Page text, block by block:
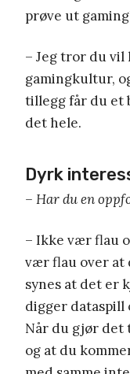
prøve ut
– Jeg tror du vil
gamingkultur,
tillegg får du et
det hele.
Dyrk
– Har du en
– Ikke vær flau
vær flau over at
synes at det er
digger dataspill
Når du gjør det
og at du